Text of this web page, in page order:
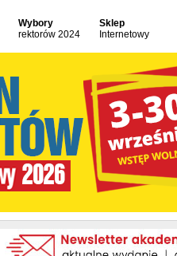
Wybory
rektorów 2024
Sklep
Internetowy